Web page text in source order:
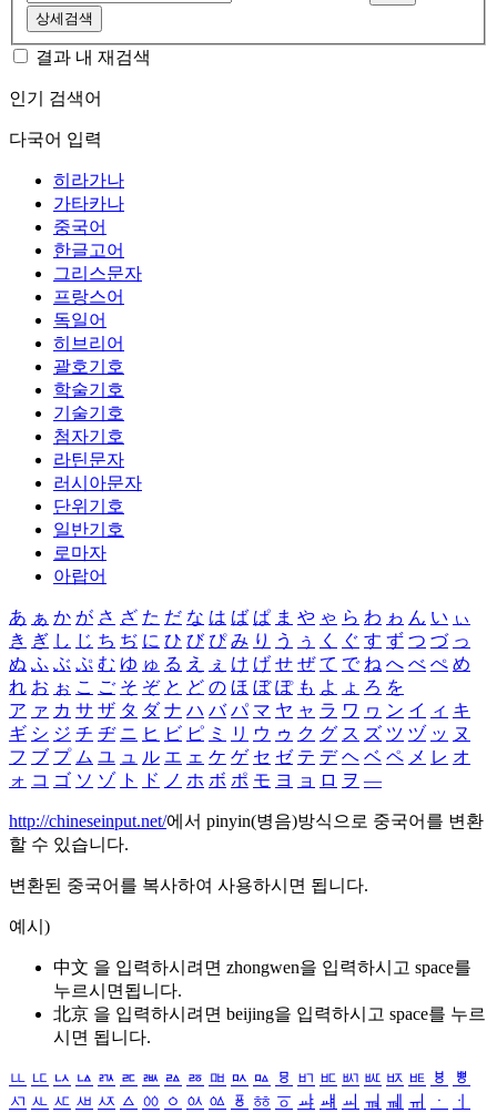
상세검색
결과 내 재검색
인기 검색어
다국어 입력
히라가나
가타카나
중국어
한글고어
그리스문자
프랑스어
독일어
히브리어
괄호기호
학술기호
기술기호
첨자기호
라틴문자
러시아문자
단위기호
일반기호
로마자
아랍어
あ ぁ か が さ ざ た だ な は ば ぱ ま や ゃ ら わ ゎ ん い ぃ
き ぎ し じ ち ぢ に ひ び ぴ み り う ぅ く ぐ す ず つ づ っ
ぬ ふ ぶ ぷ む ゆ ゅ る え ぇ け げ せ ぜ て で ね へ べ ぺ め
れ お ぉ こ ご そ ぞ と ど の ほ ぼ ぽ も よ ょ ろ を
ア ァ カ サ ザ タ ダ ナ ハ バ パ マ ヤ ャ ラ ワ ヮ ン イ ィ キ
ギ シ ジ チ ヂ ニ ヒ ビ ピ ミ リ ウ ゥ ク グ ス ズ ツ ヅ ッ ヌ
フ ブ プ ム ユ ュ ル エ ェ ケ ゲ セ ゼ テ デ ヘ ベ ペ メ レ オ
ォ コ ゴ ソ ゾ ト ド ノ ホ ボ ポ モ ヨ ョ ロ ヲ ―
http://chineseinput.net/에서 pinyin(병음)방식으로 중국어를 변환
할 수 있습니다.
변환된 중국어를 복사하여 사용하시면 됩니다.
예시)
中文 을 입력하시려면 zhongwen을 입력하시고 space를
누르시면됩니다.
北京 을 입력하시려면 beijing을 입력하시고 space를 누르
시면 됩니다.
ㅥ ㅦ ㅧ ㅨ ㅩ ㅪ ㅫ ㅬ ㅭ ㅮ ㅯ ㅰ ㅱ ㅲ ㅳ ㅴ ㅵ ㅶ ㅷ ㅸ
ㅹ
ㅺ ㅻ ㅼ ㅽ ㅾ ㅿ ㆀ ㆁ ㆂ ㆃ ㆄ ㆅ ㆆ ㆇ ㆈ ㆉ ㆊ ㆋ ㆌ ㆍ
ㆎ